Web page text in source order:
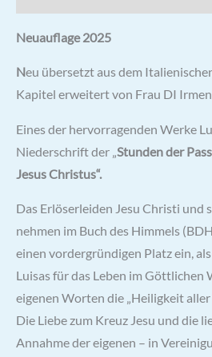
Neuauflage 2025
Neu übersetzt aus dem
Kapitel erweitert von Frau DI
Eines der hervorragenden Werke
Niederschrift der „Stunden der
Jesus Christus“.
Das Erlöserleiden Jesu Christi und
nehmen im Buch des Himmels
einen vordergründigen Platz ein,
Luisas für das Leben im Göttlichen
eigenen Worten die „Heiligkeit
Die Liebe zum Kreuz Jesu und die
Annahme der eigenen – in